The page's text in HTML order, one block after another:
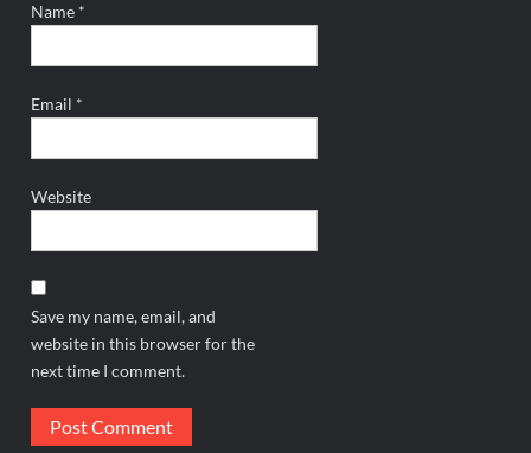
Name *
Email *
Website
Save my name, email, and
website in this browser for the
next time I comment.